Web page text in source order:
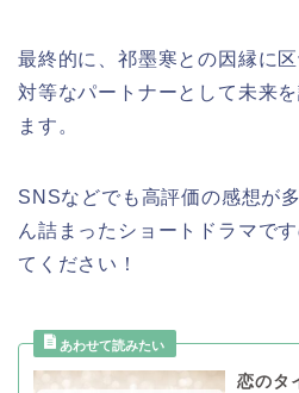
最終的に、祁墨寒との因縁に
対等なパートナーとして未来
ます。
SNSなどでも高評価の感想が
ん詰まったショートドラマで
てください！
恋のタ